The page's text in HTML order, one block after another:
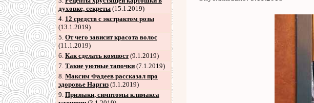
духовке, секреты (15.1.2019)
4. 12 средств с экстрактом розы
(13.1.2019)
5. От чего зависит красота волос
(11.1.2019)
6. Как сделать компост(9.1.2019)
7. Такие уютные тапочки (7.1.2019)
8. Максим Фадеев рассказал про
здоровье Наргиз (5.1.2019)
9. Признаки, симптомы климакса